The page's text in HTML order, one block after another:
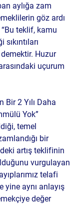
aylığa zam
göz ardı
teklif, kamu
Huzur
uçurum
Bir 2 Yılı Daha
Yok”
temel
bir
artış teklifinin
vurgulayan
telafi
yine aynı anlayış
değer